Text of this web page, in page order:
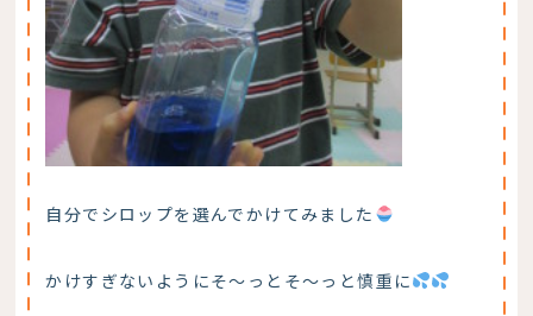
自分でシロップを選んでかけてみました
かけすぎないようにそ～っとそ～っと慎重に